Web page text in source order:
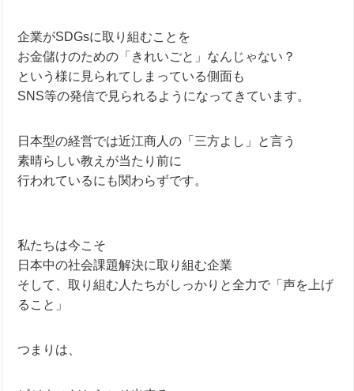
企業がSDGsに取り組むことを
お金儲けのための「きれいごと」なんじゃない？
という様に見られてしまっている側面も
SNS等の発信で見られるようになってきています。
日本型の経営では近江商人の「三方よし」と言う
素晴らしい教えが当たり前に
行われているにも関わらずです。
私たちは今こそ
日本中の社会課題解決に取り組む企業
そして、取り組む人たちがしっかりと全力で「声を上げ
ること」
つまりは、